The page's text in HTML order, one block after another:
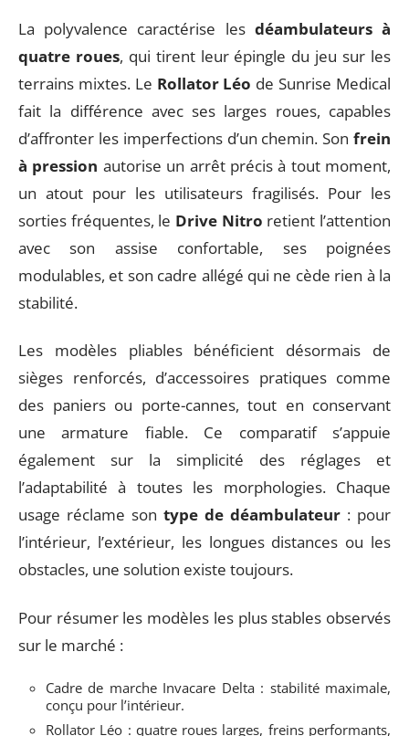
La polyvalence caractérise les déambulateurs à
quatre roues, qui tirent leur épingle du jeu sur les
terrains mixtes. Le Rollator Léo de Sunrise Medical
fait la différence avec ses larges roues, capables
d’affronter les imperfections d’un chemin. Son frein
à pression autorise un arrêt précis à tout moment,
un atout pour les utilisateurs fragilisés. Pour les
sorties fréquentes, le Drive Nitro retient l’attention
avec son assise confortable, ses poignées
modulables, et son cadre allégé qui ne cède rien à la
stabilité.
Les modèles pliables bénéficient désormais de
sièges renforcés, d’accessoires pratiques comme
des paniers ou porte-cannes, tout en conservant
une armature fiable. Ce comparatif s’appuie
également sur la simplicité des réglages et
l’adaptabilité à toutes les morphologies. Chaque
usage réclame son type de déambulateur : pour
l’intérieur, l’extérieur, les longues distances ou les
obstacles, une solution existe toujours.
Pour résumer les modèles les plus stables observés
sur le marché :
Cadre de marche Invacare Delta : stabilité maximale,
conçu pour l’intérieur.
Rollator Léo : quatre roues larges, freins performants,